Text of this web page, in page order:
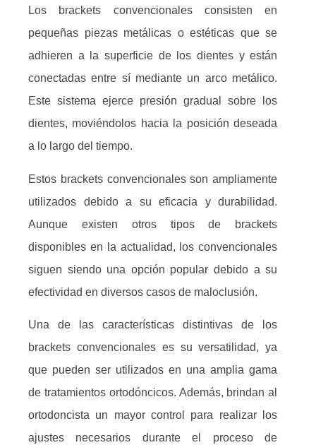
Los brackets convencionales consisten en
pequeñas piezas metálicas o estéticas que se
adhieren a la superficie de los dientes y están
conectadas entre sí mediante un arco metálico.
Este sistema ejerce presión gradual sobre los
dientes, moviéndolos hacia la posición deseada
a lo largo del tiempo.
Estos brackets convencionales son ampliamente
utilizados debido a su eficacia y durabilidad.
Aunque existen otros tipos de brackets
disponibles en la actualidad, los convencionales
siguen siendo una opción popular debido a su
efectividad en diversos casos de maloclusión.
Una de las características distintivas de los
brackets convencionales es su versatilidad, ya
que pueden ser utilizados en una amplia gama
de tratamientos ortodóncicos. Además, brindan al
ortodoncista un mayor control para realizar los
ajustes necesarios durante el proceso de